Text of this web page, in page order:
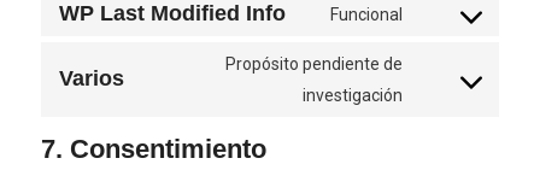
youtube
complianz
WP Last Modified Info Funcional
Consent
service
Varios
Propósito pendiente de
investigación
Consent
7. Consentimiento